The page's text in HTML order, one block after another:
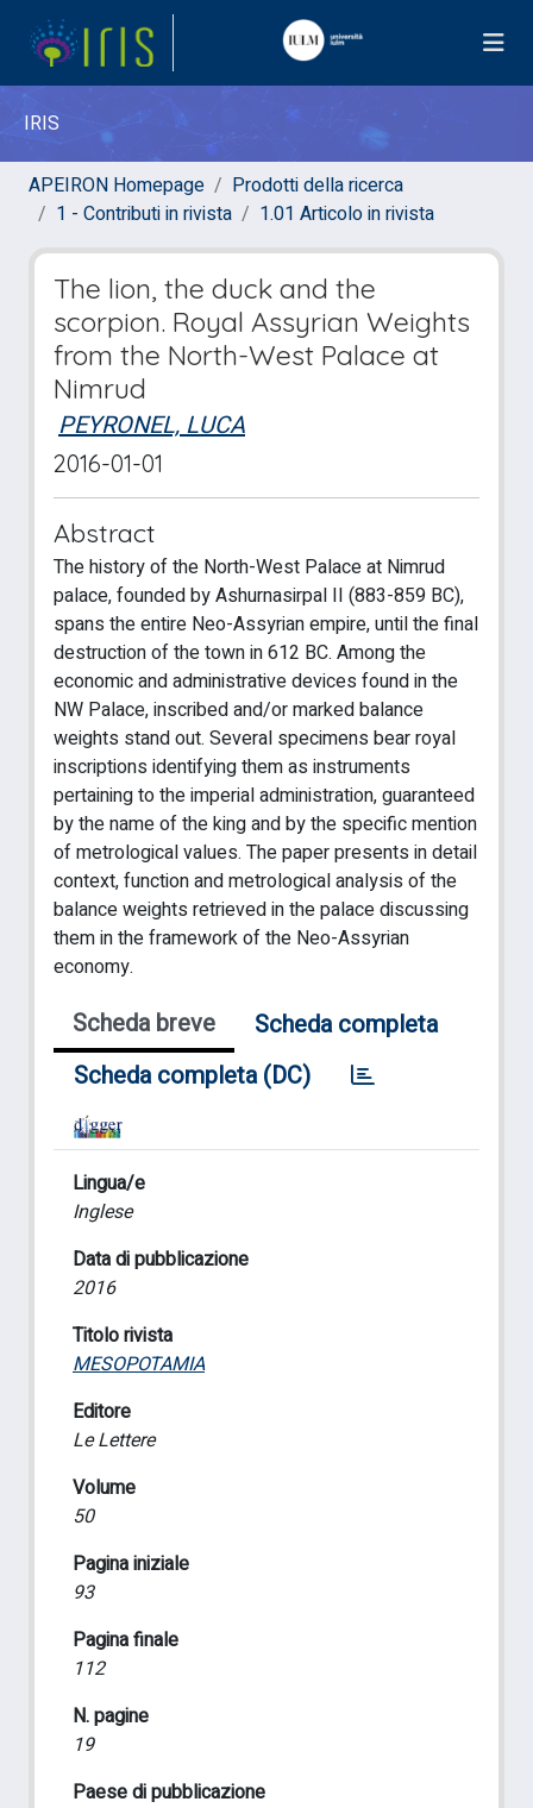
IRIS
APEIRON Homepage
Prodotti della ricerca
1 - Contributi in rivista
1.01 Articolo in rivista
The lion, the duck and the
scorpion. Royal Assyrian Weights
from the North-West Palace at
Nimrud
PEYRONEL, LUCA
2016-01-01
Abstract
The history of the North-West Palace at Nimrud
palace, founded by Ashurnasirpal II (883-859 BC),
spans the entire Neo-Assyrian empire, until the final
destruction of the town in 612 BC. Among the
economic and administrative devices found in the
NW Palace, inscribed and/or marked balance
weights stand out. Several specimens bear royal
inscriptions identifying them as instruments
pertaining to the imperial administration, guaranteed
by the name of the king and by the specific mention
of metrological values. The paper presents in detail
context, function and metrological analysis of the
balance weights retrieved in the palace discussing
them in the framework of the Neo-Assyrian
economy.
Scheda breve
Scheda completa
Scheda completa (DC)
Lingua/e
Inglese
Data di pubblicazione
2016
Titolo rivista
MESOPOTAMIA
Editore
Le Lettere
Volume
50
Pagina iniziale
93
Pagina finale
112
N. pagine
19
Paese di pubblicazione